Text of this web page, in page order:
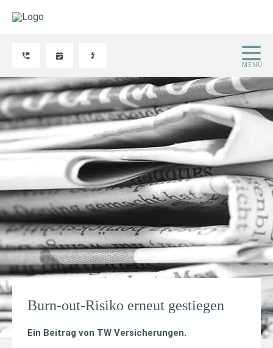
Burn-out-Risiko erneut gestiegen
Ein Beitrag von TW Versicherungen.